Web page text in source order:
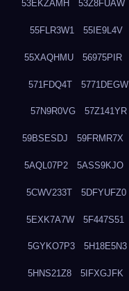
53EKZAMH 53Z8FUAW
55FLR3W1 55IE9L4V
55XAQHMU 56975PIR
571FDQ4T 5771DEGW
57N9R0VG 57Z141YR
59BSESDJ 59FRMR7X
5AQL07P2 5ASS9KJO
5CWV233T 5DFYUFZ0
5EXK7A7W 5F447S51
5GYKO7P3 5H18E5N3
5HNS21Z8 5IFXGJFK